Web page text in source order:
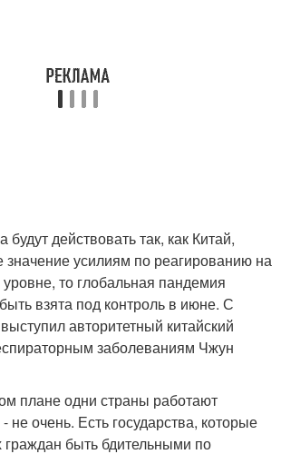
действовать так, как Китай,
усилиям по реагированию на
то глобальная пандемия
взята под контроль в июне. С
авторитетный китайский
заболеваниям Чжун
плане одни страны работают
не очень. Есть государства, которые
быть бдительными по